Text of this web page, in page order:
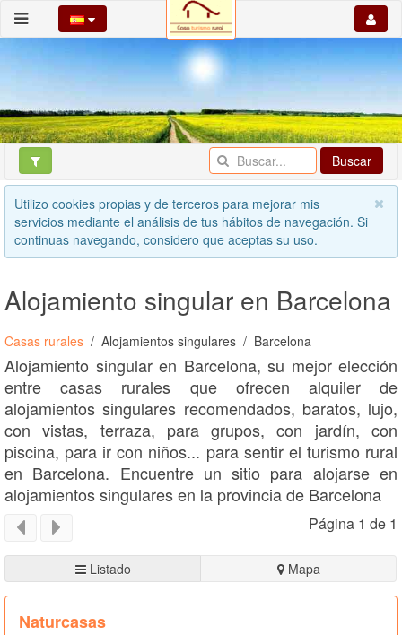
Buscar
Utilizo cookies propias y de terceros para mejorar mis
servicios mediante el análisis de tus hábitos de navegación. Si
continuas navegando, considero que aceptas su uso.
Alojamiento singular en Barcelona
Casas rurales Alojamientos singulares Barcelona
Alojamiento singular en Barcelona, su mejor elección
entre casas rurales que ofrecen alquiler de
alojamientos singulares recomendados, baratos, lujo,
con vistas, terraza, para grupos, con jardín, con
piscina, para ir con niños... para sentir el turismo rural
en Barcelona. Encuentre un sitio para alojarse en
alojamientos singulares en la provincia de Barcelona
Página 1 de 1
Listado Mapa
Naturcasas